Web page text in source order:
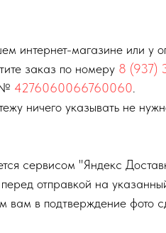
интернет-магазине или у
заказ по номеру 8 (937)
№ 4276060066760060
ничего указывать не
сервисом "Яндекс
отправкой на
вам в подтверждение фото